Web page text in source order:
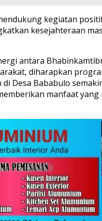
kegiatan
kesejahteraan
antara
diharapkan
Desa Bababulo
manfaat yang